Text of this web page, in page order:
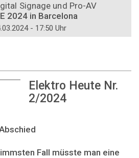
Signage und Pro-AV
2024 in Barcelona
- 17:50 Uhr
Elektro Heute Nr.
2/2024
Fall müsste man eine